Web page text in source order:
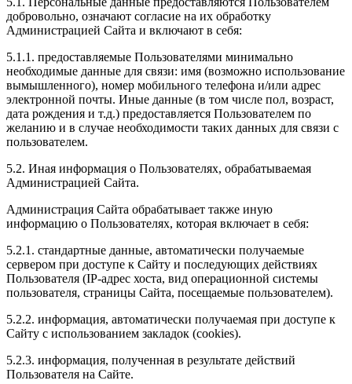
добровольно, означают согласие на их обработку
Администрацией Сайта и включают в себя:
5.1.1. предоставляемые Пользователями минимально
необходимые данные для связи: имя (возможно использование
вымышленного), номер мобильного телефона и/или адрес
электронной почты. Иные данные (в том числе пол, возраст,
дата рождения и т.д.) предоставляется Пользователем по
желанию и в случае необходимости таких данных для связи с
пользователем.
5.2. Иная информация о Пользователях, обрабатываемая
Администрацией Сайта.
Администрация Сайта обрабатывает также иную
информацию о Пользователях, которая включает в себя:
5.2.1. стандартные данные, автоматически получаемые
сервером при доступе к Сайту и последующих действиях
Пользователя (IP-адрес хоста, вид операционной системы
пользователя, страницы Сайта, посещаемые пользователем).
5.2.2. информация, автоматически получаемая при доступе к
Сайту с использованием закладок (cookies).
5.2.3. информация, полученная в результате действий
Пользователя на Сайте.